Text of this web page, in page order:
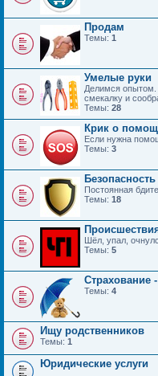
Продам
Темы: 1
Умелые руки
Делимся опытом.
смекалку и
Темы: 28
Крик о
Если нужна
Темы: 3
Постоянная
Темы: 18
Шёл, упал,
Темы: 5
Темы: 4
Ищу родственников
Темы: 1
Юридические услуги